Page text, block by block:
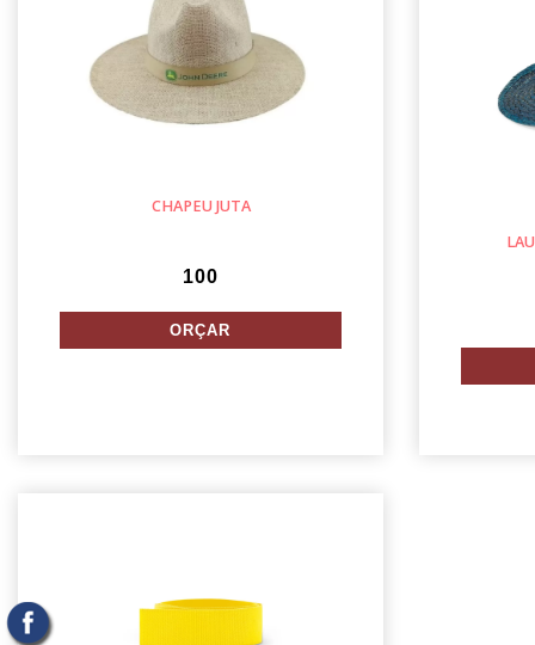
CHAPEU JUTA
100